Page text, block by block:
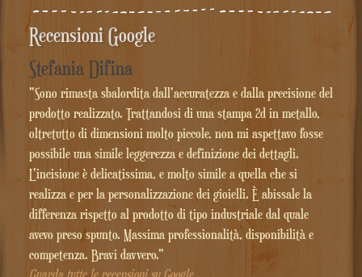
Recensioni Google
Stefania Difina
"Sono rimasta sbalordita dall'accuratezza e dalla precisione del
prodotto realizzato. Trattandosi di una stampa 2d in metallo,
oltretutto di dimensioni molto piccole, non mi aspettavo fosse
possibile una simile leggerezza e definizione dei dettagli.
L'incisione è delicatissima, e molto simile a quella che si
realizza e per la personalizzazione dei gioielli. È abissale la
differenza rispetto al prodotto di tipo industriale dal quale
avevo preso spunto. Massima professionalità, disponibilità e
competenza. Bravi davvero."